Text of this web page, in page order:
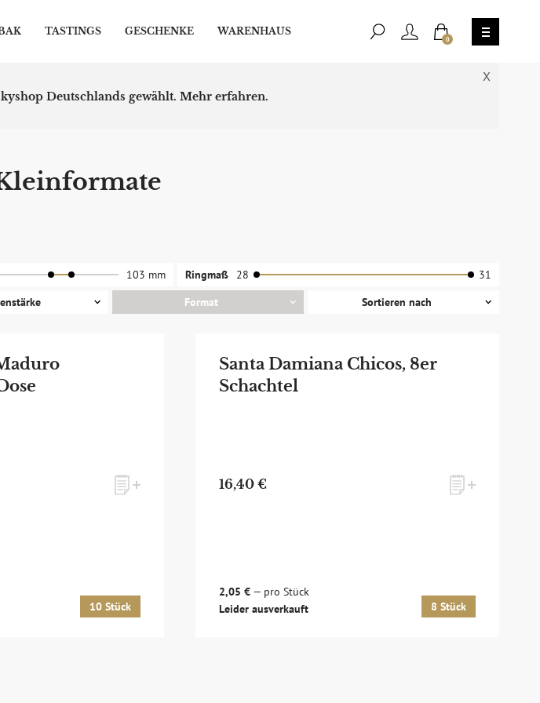
TASTINGS GESCHENKE WARENHAUS
0
X
Deutschlands gewählt. Mehr erfahren.
103 mm Ringmaß 28
31
Format Sortieren nach
10 Stück
Santa Damiana Chicos, 8er
Schachtel
16,40 €
2,05 € — pro Stück
Leider ausverkauft
8 Stück
dabei über Neuigkeiten rund um Whisky & Passion, das erlesene Sortiment unseres Ladens